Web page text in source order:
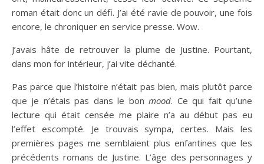
roman était donc un défi. J’ai été ravie de pouvoir, une fois
encore, le chroniquer en service presse. Wow.
J’avais hâte de retrouver la plume de Justine. Pourtant,
dans mon for intérieur, j’ai vite déchanté.
Pas parce que l’histoire n’était pas bien, mais plutôt parce
que je n’étais pas dans le bonmood. Ce qui fait qu’une
lecture qui était censée me plaire n’a au début pas eu
l’effet escompté. Je trouvais sympa, certes. Mais les
premières pages me semblaient plus enfantines que les
précédents romans de Justine. L’âge des personnages y